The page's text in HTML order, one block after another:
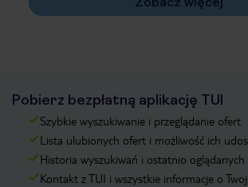
Pobierz bezpłatną aplikację TUI
Szybkie wyszukiwanie i przeglądanie ofert
Lista ulubionych ofert i możliwość ich
Historia wyszukiwań i ostatnio
Kontakt z TUI i wszystkie informacje o